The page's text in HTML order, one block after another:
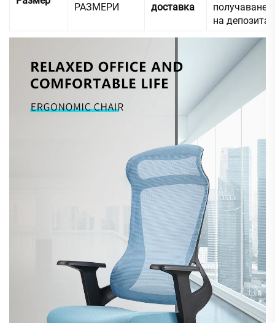
РАЗМЕРИ
доставка
получаване
на депозита